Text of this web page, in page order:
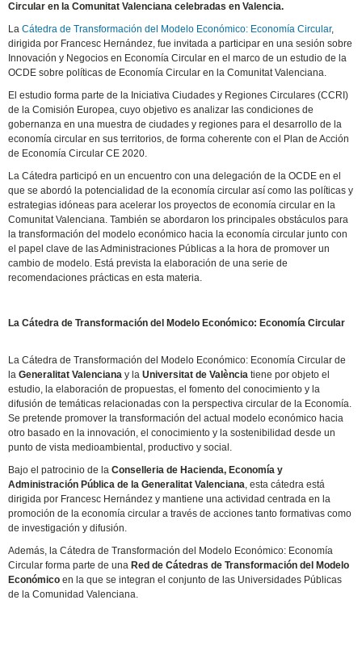
Circular en la Comunitat Valenciana celebradas en Valencia.
LaCátedra de Transformación del Modelo Económico: Economía Circular,
dirigida por Francesc Hernández, fue invitada a participar en una sesión sobre
Innovación y Negocios en Economía Circular en el marco de un estudio de la
OCDE sobre políticas de Economía Circular en la Comunitat Valenciana.
El estudio forma parte de la Iniciativa Ciudades y Regiones Circulares (CCRI)
de la Comisión Europea, cuyo objetivo es analizar las condiciones de
gobernanza en una muestra de ciudades y regiones para el desarrollo de la
economía circular en sus territorios, de forma coherente con el Plan de Acción
de Economía Circular CE 2020.
La Cátedra participó en un encuentro con una delegación de la OCDE en el
que se abordó la potencialidad de la economía circular así como las políticas y
estrategias idóneas para acelerar los proyectos de economía circular en la
Comunitat Valenciana. También se abordaron los principales obstáculos para
la transformación del modelo económico hacia la economía circular junto con
el papel clave de las Administraciones Públicas a la hora de promover un
cambio de modelo. Está prevista la elaboración de una serie de
recomendaciones prácticas en esta materia.
La Cátedra de Transformación del Modelo Económico: Economía Circular
La Cátedra de Transformación del Modelo Económico: Economía Circular de
laGeneralitat Valenciana y laUniversitat de València tiene por objeto el
estudio, la elaboración de propuestas, el fomento del conocimiento y la
difusión de temáticas relacionadas con la perspectiva circular de la Economía.
Se pretende promover la transformación del actual modelo económico hacia
otro basado en la innovación, el conocimiento y la sostenibilidad desde un
punto de vista medioambiental, productivo y social.
Bajo el patrocinio de laConselleria de Hacienda, Economía y
Administración Pública de la Generalitat Valenciana, esta cátedra está
dirigida por Francesc Hernández y mantiene una actividad centrada en la
promoción de la economía circular a través de acciones tanto formativas como
de investigación y difusión.
Además, la Cátedra de Transformación del Modelo Económico: Economía
Circular forma parte de una Red de Cátedras de Transformación del Modelo
Económicoen la que se integran el conjunto de las Universidades Públicas
de la Comunidad Valenciana.